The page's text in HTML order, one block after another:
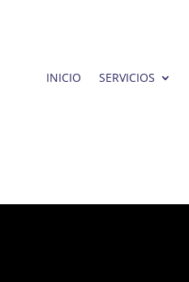
INICIO SERVICIOS